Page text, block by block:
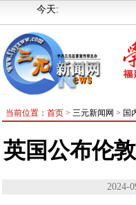
今天:
当前位置：首页 > 三元新闻网 > 国
英国公布伦
2024-